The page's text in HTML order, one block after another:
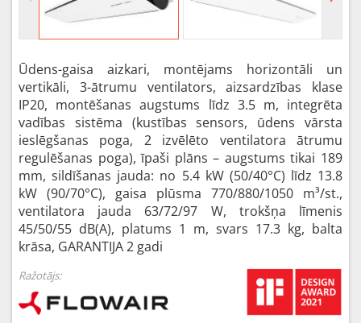
Ūdens-gaisa aizkari, montējams horizontāli un
vertikāli, 3-ātrumu ventilators, aizsardzības klase
IP20, montēšanas augstums līdz 3.5 m, integrēta
vadības sistēma (kustības sensors, ūdens vārsta
ieslēgšanas poga, 2 izvēlēto ventilatora ātrumu
regulēšanas poga), īpaši plāns – augstums tikai 189
mm, sildīšanas jauda: no 5.4 kW (50/40°C) līdz 13.8
kW (90/70°C), gaisa plūsma 770/880/1050 m³/st.,
ventilatora jauda 63/72/97 W, trokšņa līmenis
45/50/55 dB(A), platums 1 m, svars 17.3 kg, balta
krāsa, GARANTIJA 2 gadi
Ražotājs: